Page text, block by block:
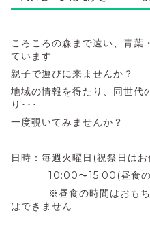
ころころの森まで遠い、青葉
ています
親子で遊びに来ませんか？
地域の情報を得たり、同世代
り･･･
一度覗いてみませんか？
日時：毎週火曜日(祝祭日はお
10:00〜15:00(昼食の
※昼食の時間はおもちゃ
はできません